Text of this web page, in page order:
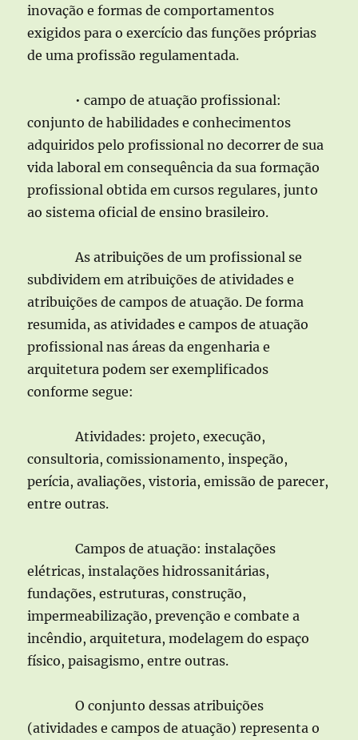
inovação e formas de comportamentos
exigidos para o exercício das funções próprias
de uma profissão regulamentada.
• campo de atuação profissional:
conjunto de habilidades e conhecimentos
adquiridos pelo profissional no decorrer de sua
vida laboral em consequência da sua formação
profissional obtida em cursos regulares, junto
ao sistema oficial de ensino brasileiro.
As atribuições de um profissional se
subdividem em atribuições de atividades e
atribuições de campos de atuação. De forma
resumida, as atividades e campos de atuação
profissional nas áreas da engenharia e
arquitetura podem ser exemplificados
conforme segue:
Atividades: projeto, execução,
consultoria, comissionamento, inspeção,
perícia, avaliações, vistoria, emissão de parecer,
entre outras.
Campos de atuação: instalações
elétricas, instalações hidrossanitárias,
fundações, estruturas, construção,
impermeabilização, prevenção e combate a
incêndio, arquitetura, modelagem do espaço
físico, paisagismo, entre outras.
O conjunto dessas atribuições
(atividades e campos de atuação) representa o